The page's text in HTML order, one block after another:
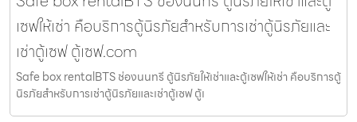
เซฟให้เช่า คือบริการตู้นิรภัยสำหรับการเช่าตู้นิรภัยและ
เช่าตู้เซฟ ตู้เซฟ.com
Safe box rentalBTS ช่องนนทรี ตู้นิรภัยให้เช่าและตู้เซฟให้เช่า คือบริการตู้
นิรภัยสำหรับการเช่าตู้นิรภัยและเช่าตู้เซฟ ตู้เ